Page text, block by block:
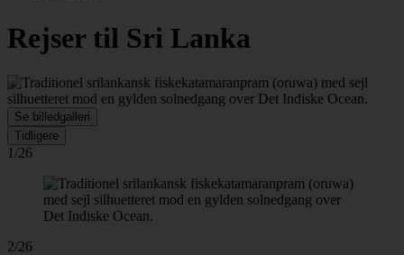
Rejser til Sri Lanka
Se billedgalleri
Tidligere
1/26
2/26